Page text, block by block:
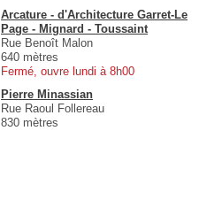
Arcature - d'Architecture Garret-Le
Page - Mignard - Toussaint
Rue Benoît Malon
640 mètres
Fermé, ouvre lundi à 8h00
Pierre Minassian
Rue Raoul Follereau
830 mètres